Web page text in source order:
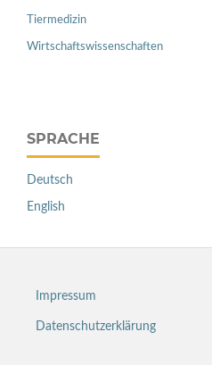
Tiermedizin
Wirtschaftswissenschaften
SPRACHE
Deutsch
English
Impressum
Datenschutzerklärung